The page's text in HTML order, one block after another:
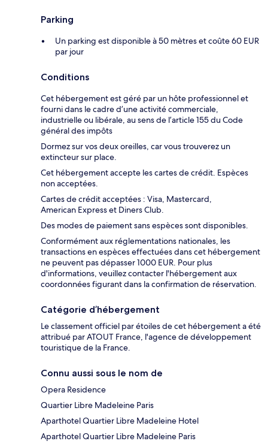
Parking
Un parking est disponible à 50 mètres et coûte 60 EUR
par jour
Conditions
Cet hébergement est géré par un hôte professionnel et
fourni dans le cadre d’une activité commerciale,
industrielle ou libérale, au sens de l’article 155 du Code
général des impôts
Dormez sur vos deux oreilles, car vous trouverez un
extincteur sur place.
Cet hébergement accepte les cartes de crédit. Espèces
non acceptées.
Cartes de crédit acceptées : Visa, Mastercard,
American Express et Diners Club.
Des modes de paiement sans espèces sont disponibles.
Conformément aux réglementations nationales, les
transactions en espèces effectuées dans cet hébergement
ne peuvent pas dépasser 1000 EUR. Pour plus
d'informations, veuillez contacter l'hébergement aux
coordonnées figurant dans la confirmation de réservation.
Catégorie d’hébergement
Le classement officiel par étoiles de cet hébergement a été
attribué par ATOUT France, l'agence de développement
touristique de la France.
Connu aussi sous le nom de
Opera Residence
Quartier Libre Madeleine Paris
Aparthotel Quartier Libre Madeleine Hotel
Aparthotel Quartier Libre Madeleine Paris